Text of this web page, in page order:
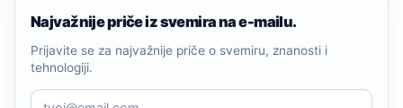
Najvažnije priče iz svemira na e-mailu.
Prijavite se za najvažnije priče o svemiru, znanosti i
tehnologiji.